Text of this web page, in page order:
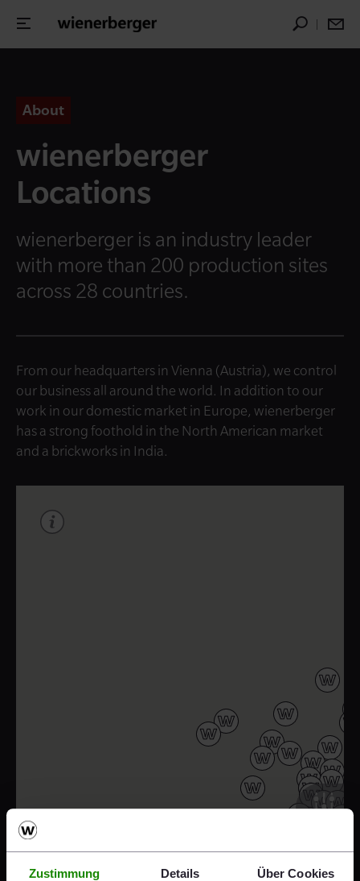
Zustimmung Details Über Cookies
About
wienerberger
Locations
wienerberger is an industry leader
with more than 200 production sites
across 28 countries.
From our headquarters in Vienna (Austria), we control
our business all around the world. In addition to our
work in our domestic market in Europe, wienerberger
has a strong foothold in the North American market
and a brickworks in India.